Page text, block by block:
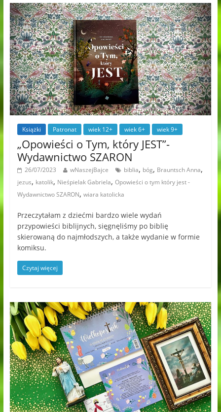
Książki Patronat wiek 12+ wiek 6+ wiek 9+
„Opowieści o Tym, który JEST”-
Wydawnictwo SZARON
26/07/2023 wNaszejBajce biblia, bóg, Brauntsch Anna,
jezus, katolik, Nieśpielak Gabriela, Opowieści o tym który jest -
Wydawnictwo SZARON, wiara katolicka
Przeczytałam z dziećmi bardzo wiele wydań
przypowieści biblijnych, sięgnęliśmy po biblię
skierowaną do najmłodszych, a także wydanie w formie
komiksu.
Czytaj więcej